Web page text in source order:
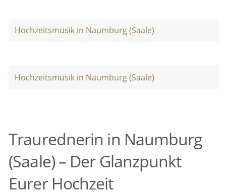
Hochzeitsmusik in Naumburg (Saale)
Hochzeitsmusik in Naumburg (Saale)
Traurednerin in Naumburg
(Saale) – Der Glanzpunkt
Eurer Hochzeit